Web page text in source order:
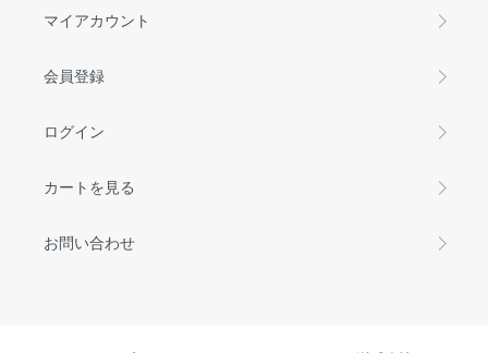
マイアカウント
会員登録
ログイン
カートを見る
お問い合わせ